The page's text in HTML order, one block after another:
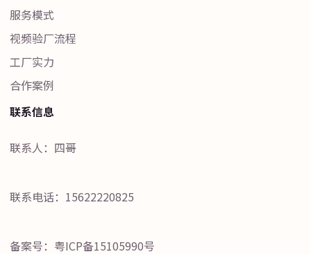
服务模式
视频验厂流程
工厂实力
合作案例
联系信息
联系人：四哥
联系电话：15622220825
备案号： 粤ICP备15105990号